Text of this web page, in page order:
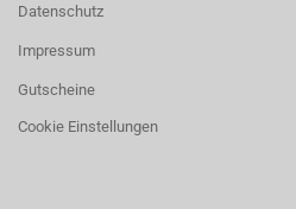
Datenschutz
Impressum
Gutscheine
Cookie Einstellungen